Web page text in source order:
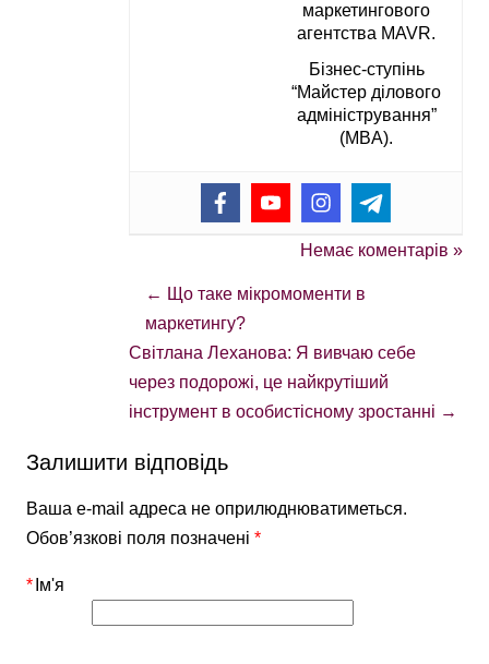
маркетингового
агентства MAVR.
Бізнес-ступінь
“Майстер ділового
адміністрування”
(MBA).
Немає коментарів »
← Що таке мікромоменти в
маркетингу?
Світлана Леханова: Я вивчаю себе
через подорожі, це найкрутіший
інструмент в особистісному зростанні →
Залишити відповідь
Ваша e-mail адреса не оприлюднюватиметься.
Обов’язкові поля позначені*
Ім'я
*